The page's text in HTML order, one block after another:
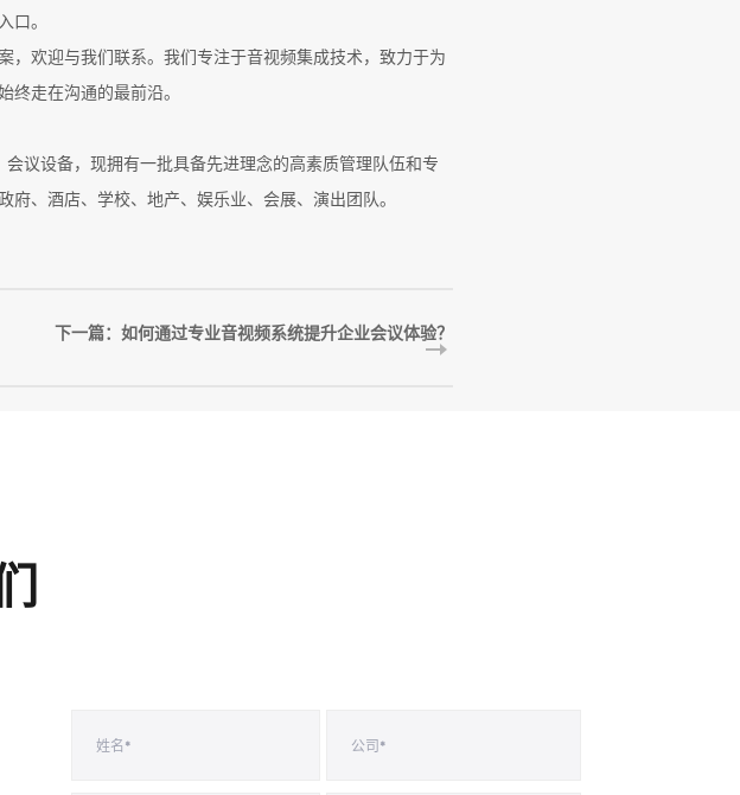
口。
欢迎与我们联系。我们专注于音视频集成技术，致力于为
走在沟通的最前沿。
议设备，现拥有一批具备先进理念的高素质管理队伍和专
、酒店、学校、地产、娱乐业、会展、演出团队。
下一篇：如何通过专业音视频系统提升企业会议体验？